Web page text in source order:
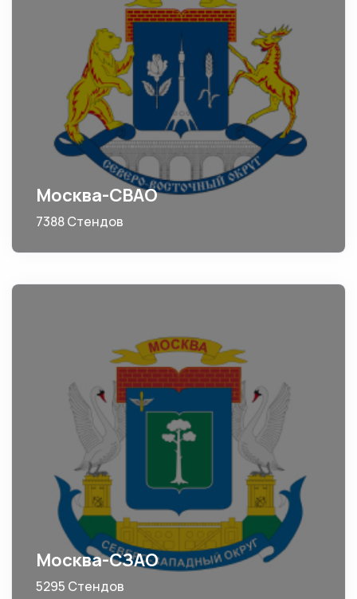
Москва-СВАО
7388 Стендов
Москва-СЗАО
5295 Стендов